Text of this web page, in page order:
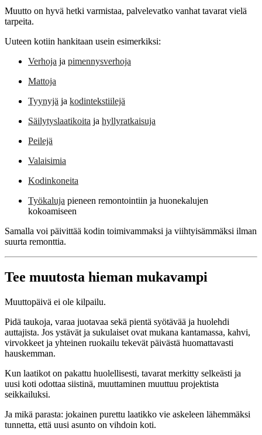
Muutto on hyvä hetki varmistaa, palvelevatko vanhat tavarat vielä
tarpeita.
Uuteen kotiin hankitaan usein esimerkiksi:
Verhoja ja pimennysverhoja
Mattoja
Tyynyjä ja kodintekstiilejä
Säilytyslaatikoita ja hyllyratkaisuja
Peilejä
Valaisimia
Kodinkoneita
Työkaluja pieneen remontointiin ja huonekalujen
kokoamiseen
Samalla voi päivittää kodin toimivammaksi ja viihtyisämmäksi ilman
suurta remonttia.
Tee muutosta hieman mukavampi
Muuttopäivä ei ole kilpailu.
Pidä taukoja, varaa juotavaa sekä pientä syötävää ja huolehdi
auttajista. Jos ystävät ja sukulaiset ovat mukana kantamassa, kahvi,
virvokkeet ja yhteinen ruokailu tekevät päivästä huomattavasti
hauskemman.
Kun laatikot on pakattu huolellisesti, tavarat merkitty selkeästi ja
uusi koti odottaa siistinä, muuttaminen muuttuu projektista
seikkailuksi.
Ja mikä parasta: jokainen purettu laatikko vie askeleen lähemmäksi
tunnetta, että uusi asunto on vihdoin koti.